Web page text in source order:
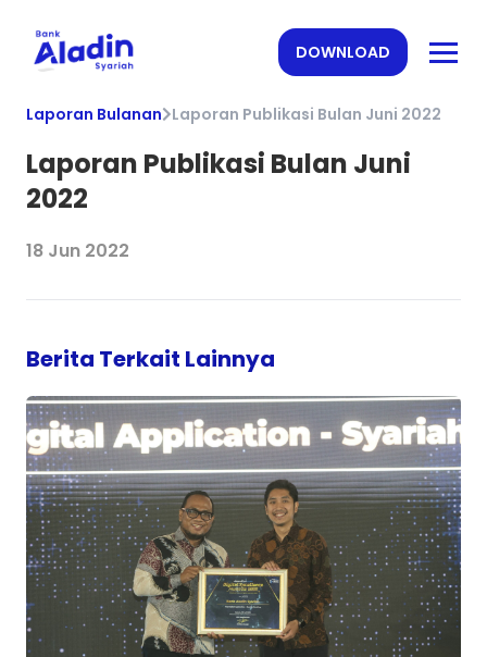
DOWNLOAD
Laporan Bulanan Laporan Publikasi Bulan Juni 2022
Laporan Publikasi Bulan Juni
2022
18 Jun 2022
Berita Terkait Lainnya